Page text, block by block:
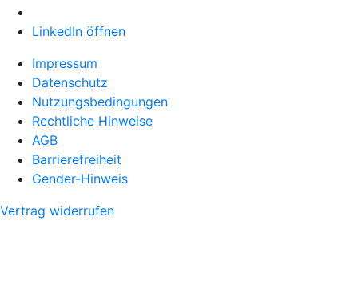
LinkedIn öffnen
Impressum
Datenschutz
Nutzungsbedingungen
Rechtliche Hinweise
AGB
Barrierefreiheit
Gender-Hinweis
Vertrag widerrufen